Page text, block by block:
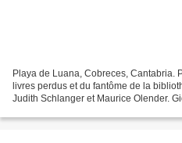
Playa de Luana, Cobreces, Cantabria.
livres perdus et du fantôme de la
Judith Schlanger et Maurice Olender.